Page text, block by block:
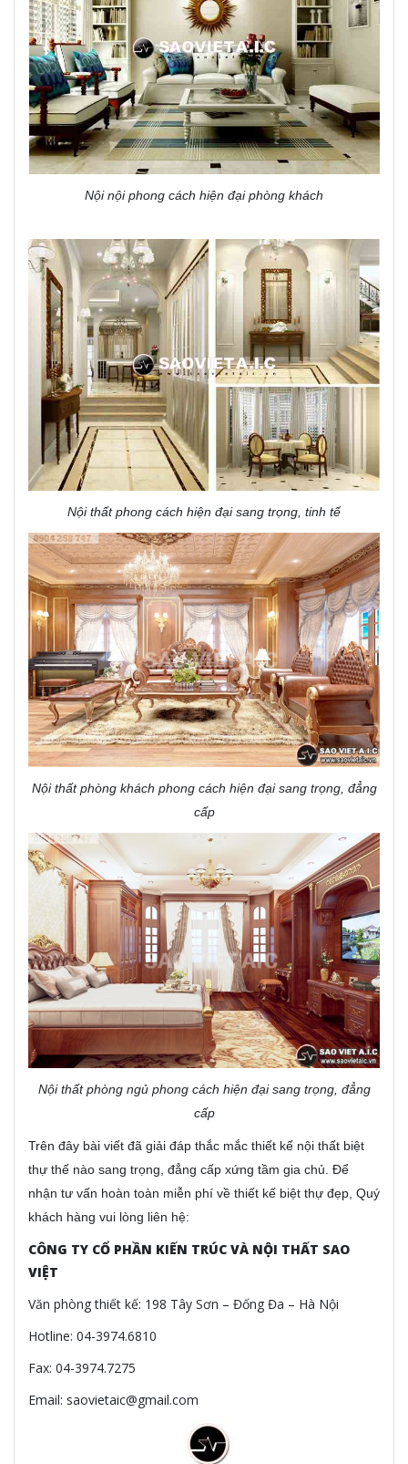
Nội nội phong cách hiện đại phòng khách
Nội thất phong cách hiện đại sang trọng, tinh tế
Nội thất phòng khách phong cách hiện đại sang trọng, đẳng
cấp
Nội thất phòng ngủ phong cách hiện đại sang trọng, đẳng
cấp
Trên đây bài viết đã giải đáp thắc mắc thiết kế nội thất biệt
thự thế nào sang trọng, đẳng cấp xứng tầm gia chủ. Để
nhận tư vấn hoàn toàn miễn phí về thiết kế biệt thự đẹp, Quý
khách hàng vui lòng liên hệ:
CÔNG TY CỔ PHẦN KIẾN TRÚC VÀ NỘI THẤT SAO
VIỆT
Văn phòng thiết kế: 198 Tây Sơn – Đống Đa – Hà Nội
Hotline: 04-3974.6810
Fax: 04-3974.7275
Email: saovietaic@gmail.com